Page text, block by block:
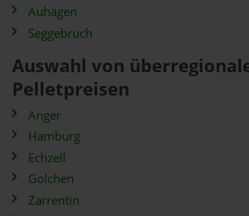
Auhagen
Seggebruch
Auswahl von
Pelletpreisen
Anger
Hamburg
Echzell
Golchen
Zarrentin